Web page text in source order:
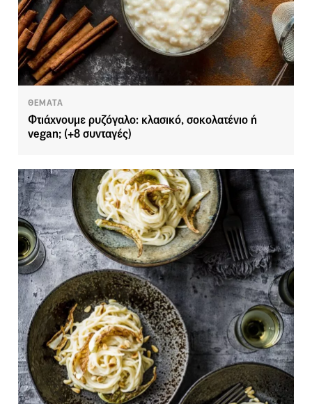
ΘΕΜΑΤΑ
Φτιάχνουμε ρυζόγαλο: κλασικό, σοκολατένιο ή
vegan; (+8 συνταγές)